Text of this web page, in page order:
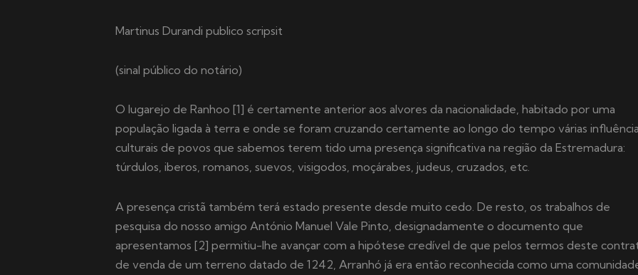
Martinus Durandi publico scripsit
(sinal público do notário)
O lugarejo de Ranhoo [1] é certamente anterior aos alvores da nacionalidade, habitado por uma
população ligada à terra e onde se foram cruzando certamente ao longo do tempo várias
culturais de povos que sabemos terem tido uma presença significativa na região da Estremadura:
túrdulos, iberos, romanos, suevos, visigodos, moçárabes, judeus, cruzados, etc.
A presença cristã também terá estado presente desde muito cedo. De resto, os trabalhos de
pesquisa do nosso amigo António Manuel Vale Pinto, designadamente o documento que
apresentamos [2] permitiu-lhe avançar com a hipótese credível de que pelos termos deste
de venda de um terreno datado de 1242, Arranhó já era então reconhecida como uma